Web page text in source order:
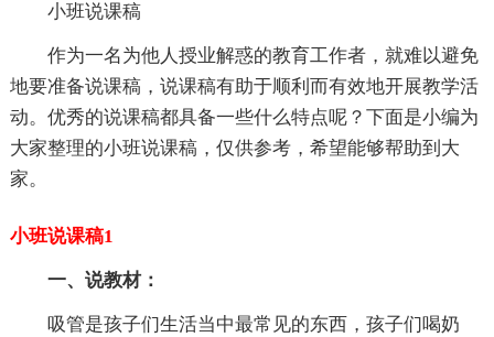
小班说课稿
作为一名为他人授业解惑的教育工作者，就难以避免
地要准备说课稿，说课稿有助于顺利而有效地开展教学活
动。优秀的说课稿都具备一些什么特点呢？下面是小编为
大家整理的小班说课稿，仅供参考，希望能够帮助到大
家。
小班说课稿1
一、说教材：
吸管是孩子们生活当中最常见的东西，孩子们喝奶